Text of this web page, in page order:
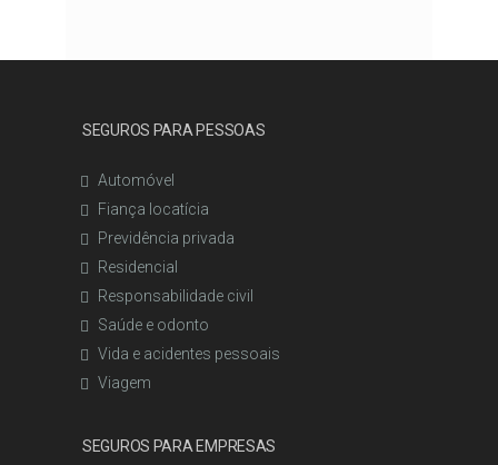
SEGUROS PARA PESSOAS
Automóvel
Fiança locatícia
Previdência privada
Residencial
Responsabilidade civil
Saúde e odonto
Vida e acidentes pessoais
Viagem
SEGUROS PARA EMPRESAS